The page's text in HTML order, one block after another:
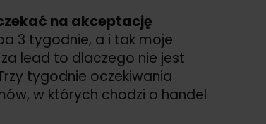
na akceptację
3 tygodnie, a i tak moje
lead to dlaczego nie jest
tygodnie oczekiwania
w których chodzi o handel